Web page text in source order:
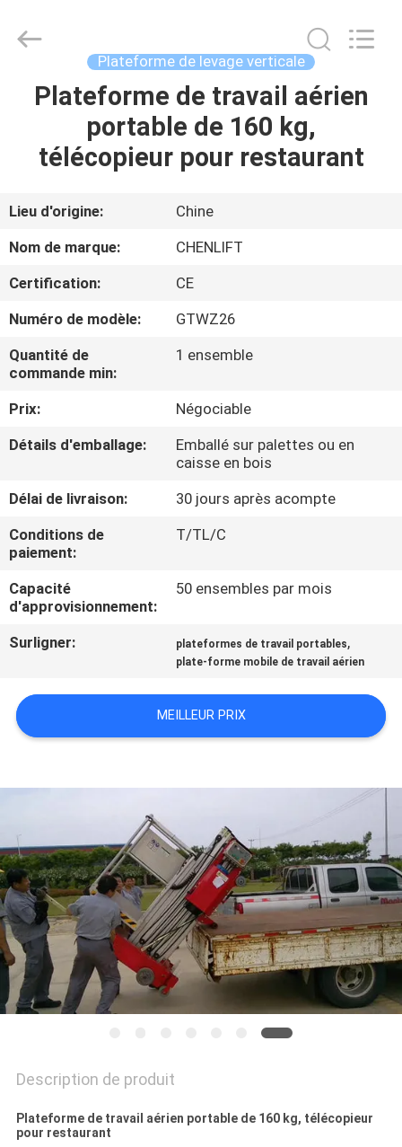
MAISON
PRODUITS
À
DE
NOUS
VISITE
DE
CONTRÔLE
DE
LA
QUALITÉ
NOUS
CONTACTER
DEMANDEZ
UN DEVIS
PLAN
DU
SITE
DE
MACHINERY
Reserved.
Plateforme de levage verticale
Plateforme de travail aérien
portable de 160 kg,
télécopieur pour restaurant
Lieu d'origine:
Chine
Nom de marque:
CHENLIFT
Certification:
CE
Numéro de modèle:
GTWZ26
Quantité de
commande min:
1 ensemble
Prix:
Négociable
Détails d'emballage:
Emballé sur palettes ou en
caisse en bois
Délai de livraison:
30 jours après acompte
Conditions de
paiement:
T/TL/C
Capacité
d'approvisionnement:
50 ensembles par mois
Surligner: plateformes de travail portables,
plate-forme mobile de travail aérien
MEILLEUR PRIX
Description de produit
Plateforme de travail aérien portable de 160 kg, télécopieur
pour restaurant